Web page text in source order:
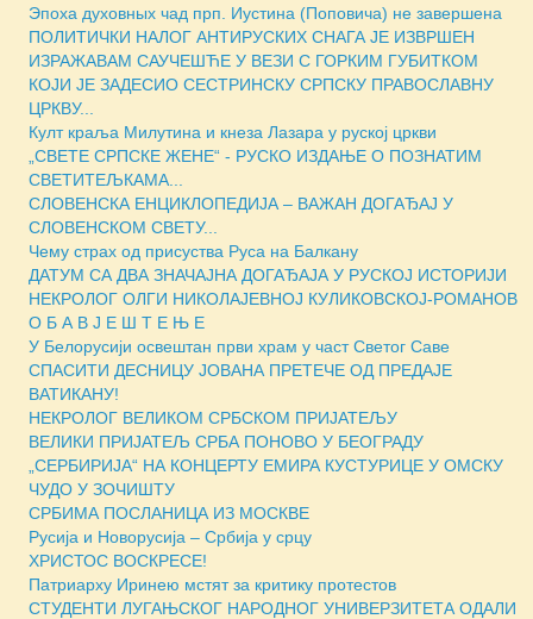
Эпоха духовных чад прп. Иустина (Поповича) не завершена
ПОЛИТИЧКИ НАЛОГ АНТИРУСКИХ СНАГА ЈЕ ИЗВРШЕН
ИЗРАЖАВАМ САУЧЕШЋЕ У ВЕЗИ С ГОРКИМ ГУБИТКОМ
КОЈИ ЈЕ ЗАДЕСИО СЕСТРИНСКУ СРПСКУ ПРАВОСЛАВНУ
ЦРКВУ...
Култ краља Милутина и кнеза Лазара у руској цркви
„СВЕТЕ СРПСКЕ ЖЕНЕ“ - РУСКО ИЗДАЊЕ О ПОЗНАТИМ
СВЕТИТЕЉКАМА...
СЛОВЕНСКА ЕНЦИКЛОПЕДИЈА – ВАЖАН ДОГАЂАЈ У
СЛОВЕНСКОМ СВЕТУ...
Чему страх од присуства Руса на Балкану
ДАТУМ СА ДВА ЗНАЧАЈНА ДОГАЂАЈА У РУСКОЈ ИСТОРИЈИ
НЕКРОЛОГ ОЛГИ НИКОЛАЈЕВНОЈ КУЛИКОВСКОЈ-РОМАНОВ
О Б А В Ј Е Ш Т Е Њ Е
У Белорусији освештан први храм у част Светог Саве
СПАСИТИ ДЕСНИЦУ ЈОВАНА ПРЕТЕЧЕ ОД ПРЕДАЈЕ
ВАТИКАНУ!
НЕКРОЛОГ ВЕЛИКОМ СРБСКОМ ПРИЈАТЕЉУ
ВЕЛИКИ ПРИЈАТЕЉ СРБА ПОНОВО У БЕОГРАДУ
„СЕРБИРИЈА“ НА КОНЦЕРТУ ЕМИРА КУСТУРИЦЕ У ОМСКУ
ЧУДО У ЗОЧИШТУ
СРБИМА ПОСЛАНИЦА ИЗ МОСКВЕ
Русија и Новорусија – Србија у срцу
ХРИСТОС ВОСКРЕСЕ!
Патриарху Иринею мстят за критику протестов
СТУДЕНТИ ЛУГАЊСКОГ НАРОДНОГ УНИВЕРЗИТЕТА ОДАЛИ